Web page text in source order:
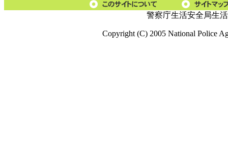
警察庁生活安全局生
Copyright (C) 2005 National Police